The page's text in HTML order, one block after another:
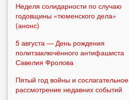
Неделя солидарности по случаю
годовщины «тюменского дела»
(анонс)
5 августа — День рождения
политзаключённого антифашиста
Савелия Фролова
Пятый год войны и сослагательное
рассмотрение недавних событий